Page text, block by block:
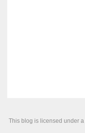
This blog is licensed under a